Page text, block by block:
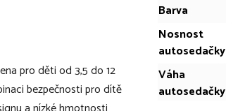
pro děti od 3,5 do 12
bezpečnosti pro dítě
Barva
Nosnost
autosedačky
Váha
autosedačky